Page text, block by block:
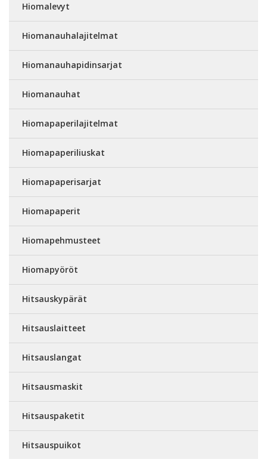
Hiomalevyt
Hiomanauhalajitelmat
Hiomanauhapidinsarjat
Hiomanauhat
Hiomapaperilajitelmat
Hiomapaperiliuskat
Hiomapaperisarjat
Hiomapaperit
Hiomapehmusteet
Hiomapyöröt
Hitsauskypärät
Hitsauslaitteet
Hitsauslangat
Hitsausmaskit
Hitsauspaketit
Hitsauspuikot